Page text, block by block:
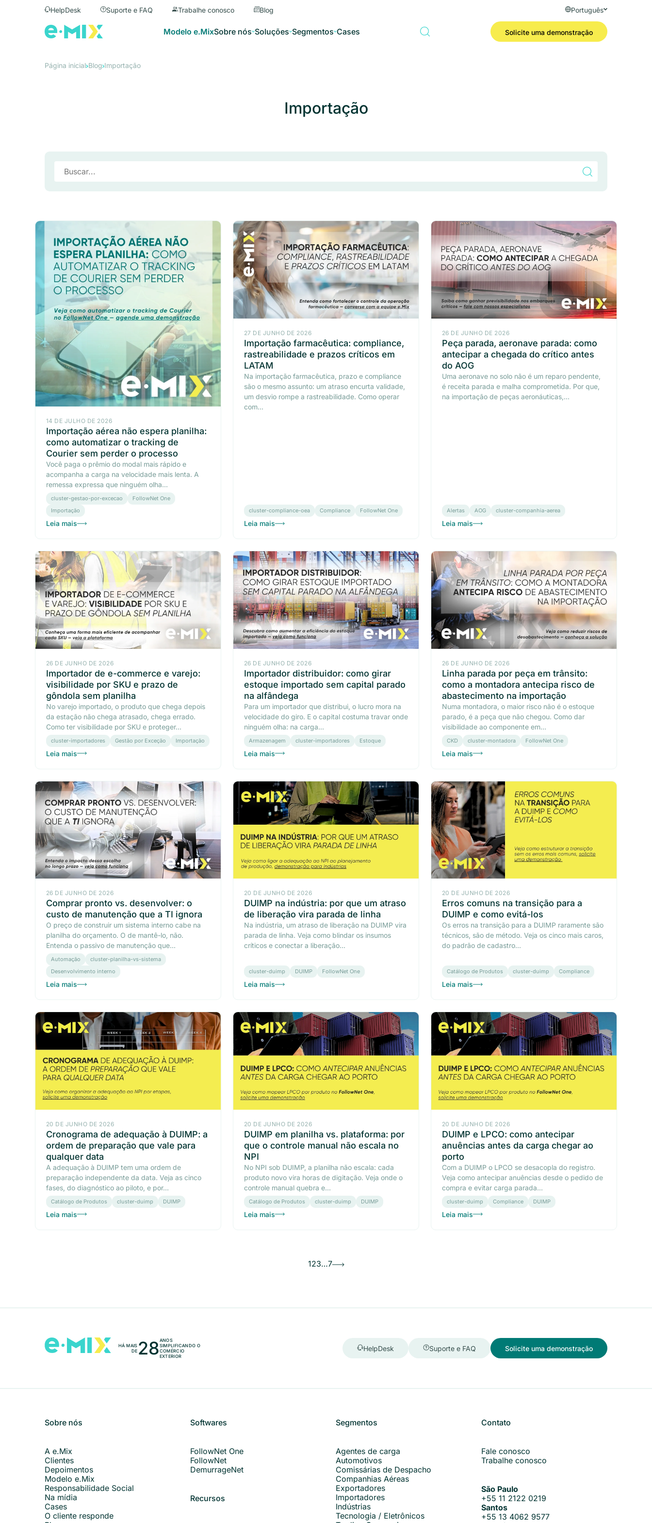
HelpDesk Suporte e FAQ Trabalhe conosco Blog Português
Modelo e.MixSobre nós Soluções Segmentos Cases Solicite uma demonstração
Página inicial Blog Importação
Importação
14 DE JULHO DE 2026
Importação aérea não espera planilha:
como automatizar o tracking de
Courier sem perder o processo
Você paga o prêmio do modal mais rápido e
acompanha a carga na velocidade mais lenta. A
remessa expressa que ninguém olha...
cluster-gestao-por-excecao
FollowNet One
Importação
Leia mais
27 DE JUNHO DE 2026
Importação farmacêutica: compliance,
rastreabilidade e prazos críticos em
LATAM
Na importação farmacêutica, prazo e compliance
são o mesmo assunto: um atraso encurta validade,
um desvio rompe a rastreabilidade. Como operar
com...
cluster-compliance-oea Compliance FollowNet One
Leia mais
26 DE JUNHO DE 2026
Peça parada, aeronave parada: como
antecipar a chegada do crítico antes
do AOG
Uma aeronave no solo não é um reparo pendente,
é receita parada e malha comprometida. Por que,
na importação de peças aeronáuticas,...
Alertas AOG cluster-companhia-aerea
Leia mais
26 DE JUNHO DE 2026
Importador de e-commerce e varejo:
visibilidade por SKU e prazo de
gôndola sem planilha
No varejo importado, o produto que chega depois
da estação não chega atrasado, chega errado.
Como ter visibilidade por SKU e proteger...
cluster-importadores Gestão por Exceção Importação
Leia mais
26 DE JUNHO DE 2026
Importador distribuidor: como girar
estoque importado sem capital parado
na alfândega
Para um importador que distribui, o lucro mora na
velocidade do giro. E o capital costuma travar onde
ninguém olha: na carga...
Armazenagem cluster-importadores Estoque
Leia mais
26 DE JUNHO DE 2026
Linha parada por peça em trânsito:
como a montadora antecipa risco de
abastecimento na importação
Numa montadora, o maior risco não é o estoque
parado, é a peça que não chegou. Como dar
visibilidade ao componente em...
CKD cluster-montadora FollowNet One
Leia mais
26 DE JUNHO DE 2026
Comprar pronto vs. desenvolver: o
custo de manutenção que a TI ignora
O preço de construir um sistema interno cabe na
planilha do orçamento. O de mantê-lo, não.
Entenda o passivo de manutenção que...
Automação
cluster-planilha-vs-sistema
Desenvolvimento interno
Leia mais
20 DE JUNHO DE 2026
DUIMP na indústria: por que um atraso
de liberação vira parada de linha
Na indústria, um atraso de liberação na DUIMP vira
parada de linha. Veja como blindar os insumos
críticos e conectar a liberação...
cluster-duimp DUIMP FollowNet One
Leia mais
20 DE JUNHO DE 2026
Erros comuns na transição para a
DUIMP e como evitá-los
Os erros na transição para a DUIMP raramente são
técnicos, são de método. Veja os cinco mais caros,
do padrão de cadastro...
Catálogo de Produtos cluster-duimp Compliance
Leia mais
20 DE JUNHO DE 2026
Cronograma de adequação à DUIMP: a
ordem de preparação que vale para
qualquer data
A adequação à DUIMP tem uma ordem de
preparação independente da data. Veja as cinco
fases, do diagnóstico ao piloto, e por...
Catálogo de Produtos cluster-duimp DUIMP
Leia mais
20 DE JUNHO DE 2026
DUIMP em planilha vs. plataforma: por
que o controle manual não escala no
NPI
No NPI sob DUIMP, a planilha não escala: cada
produto novo vira horas de digitação. Veja onde o
controle manual quebra e...
Catálogo de Produtos cluster-duimp DUIMP
Leia mais
20 DE JUNHO DE 2026
DUIMP e LPCO: como antecipar
anuências antes da carga chegar ao
porto
Com a DUIMP o LPCO se desacopla do registro.
Veja como antecipar anuências desde o pedido de
compra e evitar carga parada...
cluster-duimp Compliance DUIMP
Leia mais
123…7
HÁ MAIS
DE 28ANOS
SIMPLIFICANDO O
COMÉRCIO
EXTERIOR
HelpDesk Suporte e FAQ Solicite uma demonstração
Sobre nós
A e.Mix
Clientes
Depoimentos
Modelo e.Mix
Responsabilidade Social
Na mídia
Cases
O cliente responde
Contato
Fale conosco
Trabalhe conosco
São Paulo
+55 11 2122 0219
Santos
+55 13 4062 9577
Softwares
FollowNet One
FollowNet
DemurrageNet
Recursos
Segmentos
Agentes de carga
Automotivos
Comissárias de Despacho
Companhias Aéreas
Exportadores
Importadores
Indústrias
Tecnologia / Eletrônicos